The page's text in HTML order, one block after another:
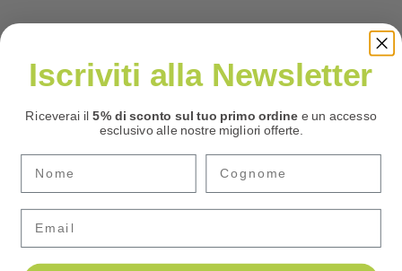
Iscriviti alla Newsletter
Riceverai il5% di sconto sul tuo primo ordine e un accesso
esclusivo alle nostre migliori offerte.
Email